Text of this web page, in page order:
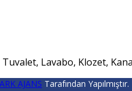
Lavabo, Klozet,
ARK AJANS Tarafından Yapılmıştır.